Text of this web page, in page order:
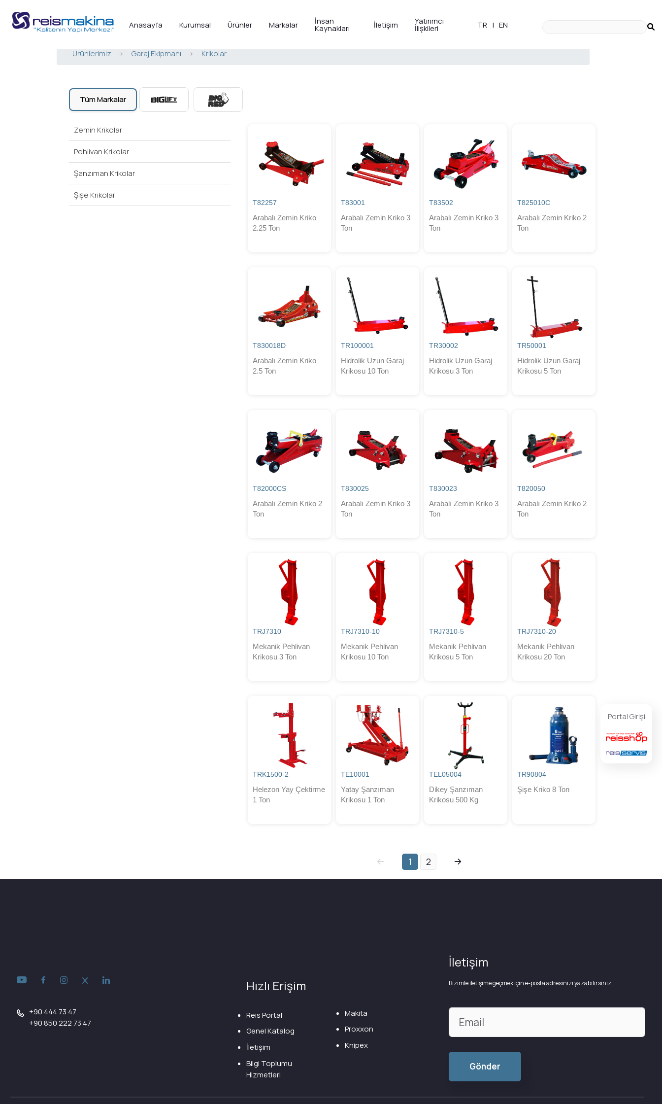
Anasayfa Kurumsal Ürünler Markalar İnsan
Kaynakları İletişim Yatırımcı
İlişkileri TR | EN
Ürünlerimiz > Garaj Ekipmanı > Krikolar
Tüm Markalar
Zemin Krikolar
Pehlivan Krikolar
Şanzıman Krikolar
Şişe Krikolar
T82257
Arabalı Zemin Kriko
2.25 Ton
T83001
Arabalı Zemin Kriko 3
Ton
T83502
Arabalı Zemin Kriko 3
Ton
T825010C
Arabalı Zemin Kriko 2
Ton
T830018D
Arabalı Zemin Kriko
2.5 Ton
TR100001
Hidrolik Uzun Garaj
Krikosu 10 Ton
TR30002
Hidrolik Uzun Garaj
Krikosu 3 Ton
TR50001
Hidrolik Uzun Garaj
Krikosu 5 Ton
T82000CS
Arabalı Zemin Kriko 2
Ton
T830025
Arabalı Zemin Kriko 3
Ton
T830023
Arabalı Zemin Kriko 3
Ton
T820050
Arabalı Zemin Kriko 2
Ton
TRJ7310
Mekanik Pehlivan
Krikosu 3 Ton
TRJ7310-10
Mekanik Pehlivan
Krikosu 10 Ton
TRJ7310-5
Mekanik Pehlivan
Krikosu 5 Ton
TRJ7310-20
Mekanik Pehlivan
Krikosu 20 Ton
TRK1500-2
Helezon Yay Çektirme
1 Ton
TE10001
Yatay Şanzıman
Krikosu 1 Ton
TEL05004
Dikey Şanzıman
Krikosu 500 Kg
TR90804
Şişe Kriko 8 Ton
1 2
Portal Girişi
+90 444 73 47
+90 850 222 73 47
Hızlı Erişim
Reis Portal
Genel Katalog
İletişim
Bilgi Toplumu
Hizmetleri
Makita
Proxxon
Knipex
İletişim
Bizimle iletişime geçmek için e-posta adresinizi yazabilirsiniz